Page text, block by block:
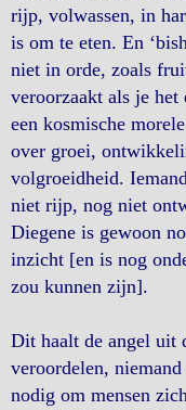
rijp, volwassen, in
is om te eten. En
niet in orde, zoals
veroorzaakt als je
een kosmische
over groei,
volgroeidheid.
niet rijp, nog niet
Diegene is gewoon
inzicht [en is nog
zou kunnen zijn].
Dit haalt de angel uit
veroordelen,
nodig om mensen